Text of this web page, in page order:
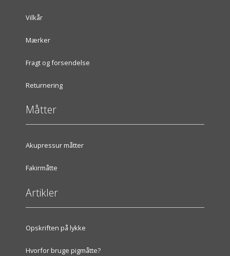
Vilkår
Mærker
Fragt og forsendelse
Returnering
Måtter
Akupressur måtter
Fakirmåtte
Artikler
Opskriften på lykke
Hvorfor bruge pigmåtte?